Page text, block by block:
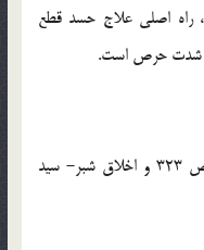
راه اصلي علاج حسد قطع
و شدت حرص است.
برگرفته از: معراج السعاده- ملا احمد نراقي،ص 323 و اخلاق شبر- سيد